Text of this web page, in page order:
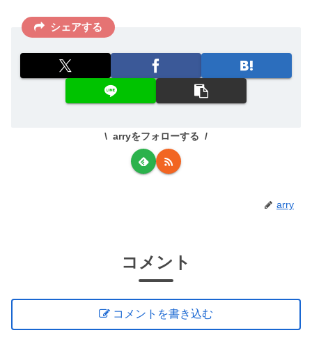
シェアする
arryをフォローする
arry
コメント
コメントを書き込む